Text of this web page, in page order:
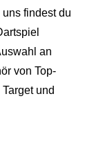
findest du
an
von Top-
und